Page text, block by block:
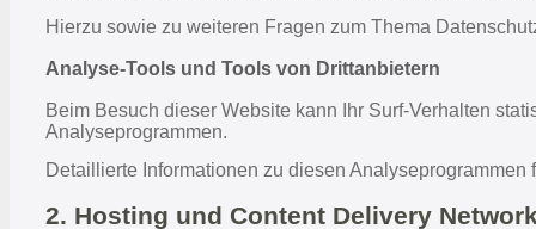
Hierzu sowie zu weiteren Fragen zum Thema
Analyse-Tools und Tools von Dritt­anbietern
Beim Besuch dieser Website kann Ihr Surf-Verhalten
Analyseprogrammen.
Detaillierte Informationen zu diesen
2. Hosting und Content Delivery